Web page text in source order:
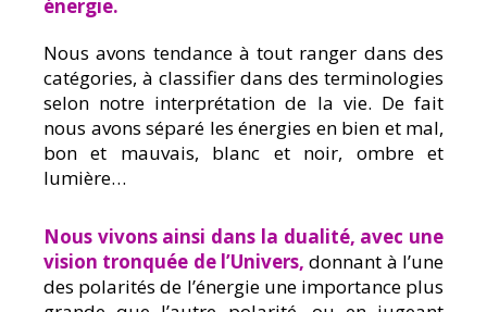
énergie.
Nous avons tendance à tout ranger dans des
catégories, à classifier dans des terminologies
selon notre interprétation de la vie. De fait
nous avons séparé les énergies en bien et mal,
bon et mauvais, blanc et noir, ombre et
lumière…
Nous vivons ainsi dans la dualité, avec une
vision tronquée de l’Univers, donnant à l’une
des polarités de l’énergie une importance plus